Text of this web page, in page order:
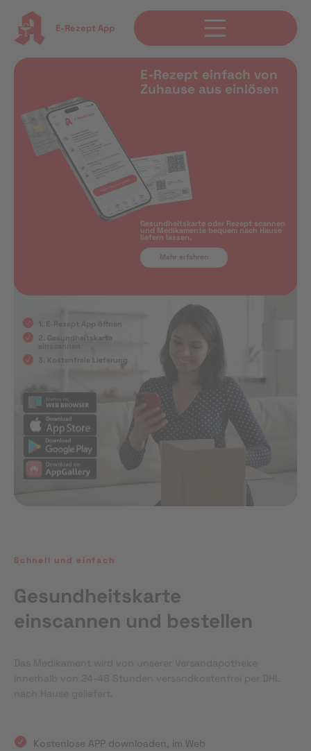
E-Rezept App
E-Rezept einfach von
Zuhause aus einlösen
Gesundheitskarte oder Rezept scannen
und Medikamente bequem nach Hause
liefern lassen.
Mehr erfahren
1. E-Rezept App öffnen
2. Gesundheitskarte
einscannen
3. Kostenfreie Lieferung
Schnell und einfach
Gesundheitskarte
einscannen und bestellen
Kostenlose APP downloaden, im Web